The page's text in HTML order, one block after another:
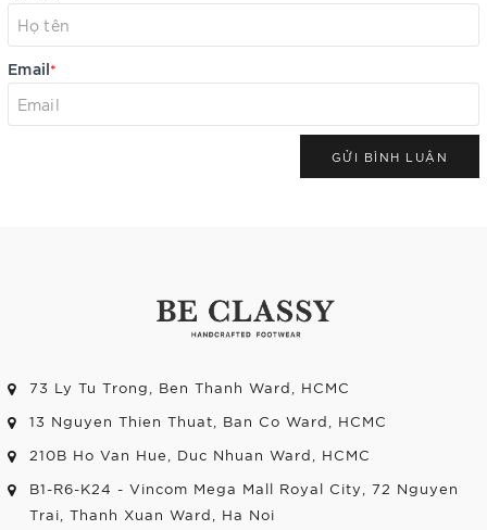
Email*
GỬI BÌNH LUẬN
73 Ly Tu Trong, Ben Thanh Ward, HCMC
13 Nguyen Thien Thuat, Ban Co Ward, HCMC
210B Ho Van Hue, Duc Nhuan Ward, HCMC
B1-R6-K24 - Vincom Mega Mall Royal City, 72 Nguyen
Trai, Thanh Xuan Ward, Ha Noi